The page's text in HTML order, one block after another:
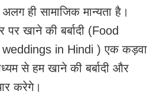
ही सामाजिक मान्यता है।
पर खाने की बर्बादी (Food
in Hindi ) एक कड़वा
से हम खाने की बर्बादी और
करेगे।